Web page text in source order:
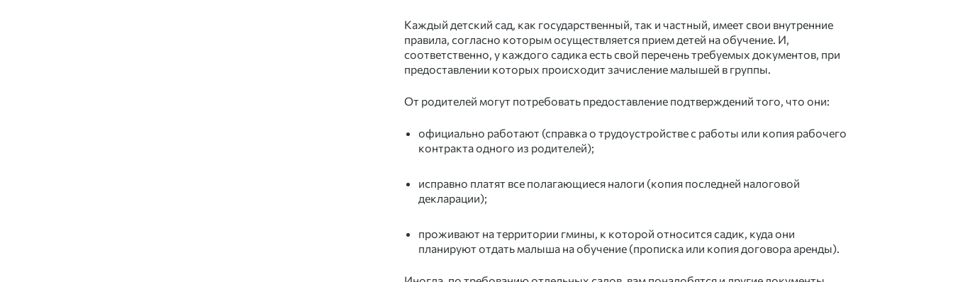
Каждый детский сад, как государственный, так и частный, имеет свои внутренние
правила, согласно которым осуществляется прием детей на обучение. И,
соответственно, у каждого садика есть свой перечень требуемых документов, при
предоставлении которых происходит зачисление малышей в группы.
От родителей могут потребовать предоставление подтверждений того, что они:
официально работают (справка о трудоустройстве с работы или копия рабочего
контракта одного из родителей);
исправно платят все полагающиеся налоги (копия последней налоговой
декларации);
проживают на территории гмины, к которой относится садик, куда они
планируют отдать малыша на обучение (прописка или копия договора аренды).